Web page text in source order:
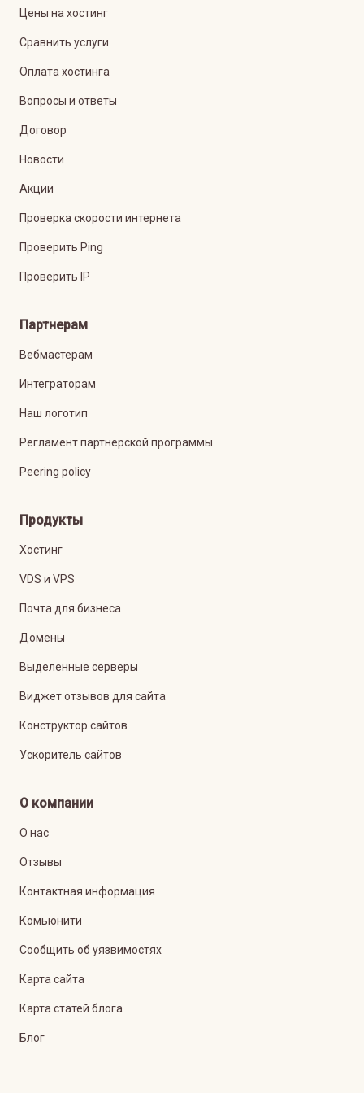
Цены на хостинг
Сравнить услуги
Оплата хостинга
Вопросы и ответы
Договор
Новости
Акции
Проверка скорости интернета
Проверить Ping
Проверить IP
Партнерам
Вебмастерам
Интеграторам
Наш логотип
Регламент партнерской программы
Peering policy
Продукты
Хостинг
VDS и VPS
Почта для бизнеса
Домены
Выделенные серверы
Виджет отзывов для сайта
Конструктор сайтов
Ускоритель сайтов
О компании
О нас
Отзывы
Контактная информация
Комьюнити
Сообщить об уязвимостях
Карта сайта
Карта статей блога
Блог